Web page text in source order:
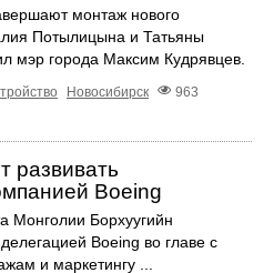
монтаж нового
Потылицына и Татьяны
мэр города Максим Кудрявцев.
Новосибирск
963
развивать
Boeing
Монголии Борхуугийн
Boeing во главе с
и маркетингу ...